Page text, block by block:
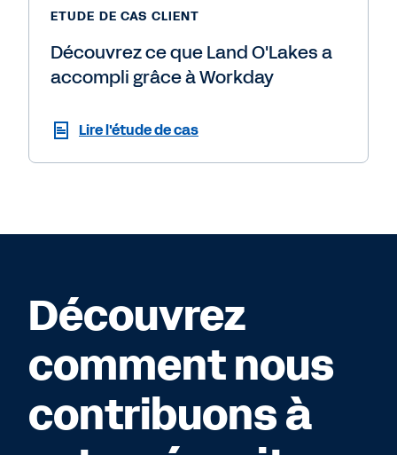
ETUDE DE CAS CLIENT
Découvrez ce que Land O'Lakes a
accompli grâce à Workday
Lire l'étude de cas
Découvrez
comment nous
contribuons à